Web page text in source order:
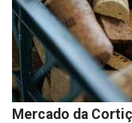
Mercado da